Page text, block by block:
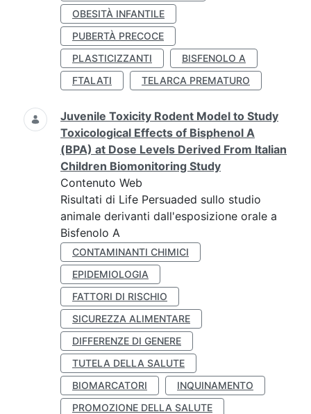
OBESITÀ INFANTILE
PUBERTÀ PRECOCE
PLASTICIZZANTI
BISFENOLO A
FTALATI
TELARCA PREMATURO
Juvenile Toxicity Rodent Model to Study
Toxicological Effects of Bisphenol A
(BPA) at Dose Levels Derived From Italian
Children Biomonitoring Study
Contenuto Web
Risultati di Life Persuaded sullo studio
animale derivanti dall'esposizione orale a
Bisfenolo A
CONTAMINANTI CHIMICI
EPIDEMIOLOGIA
FATTORI DI RISCHIO
SICUREZZA ALIMENTARE
DIFFERENZE DI GENERE
TUTELA DELLA SALUTE
BIOMARCATORI
INQUINAMENTO
PROMOZIONE DELLA SALUTE